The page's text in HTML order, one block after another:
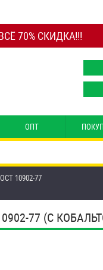
70% СКИДКА!!!
ОПТ
10902-77
77 (С